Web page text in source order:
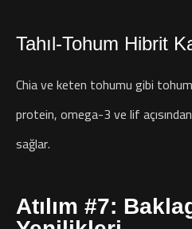
Tahıl-Tohum Hibrit
Chia ve keten tohumu gibi
protein, omega-3 ve lif
sağlar.
Atılım #7: